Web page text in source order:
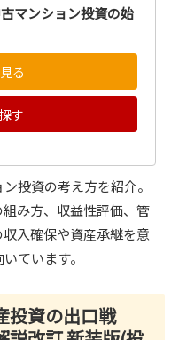
マンション投資の始
る
す
投資の考え方を紹介。
み方、収益性評価、管
入確保や資産承継を意
ています。
投資の出口戦